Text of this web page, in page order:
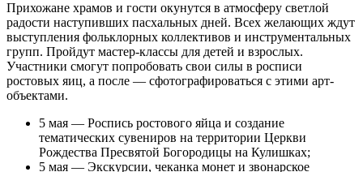
Прихожане храмов и гости окунутся в атмосферу светлой
радости наступивших пасхальных дней. Всех желающих ждут
выступления фольклорных коллективов и инструментальных
групп. Пройдут мастер-классы для детей и взрослых.
Участники смогут попробовать свои силы в росписи
ростовых яиц, а после — сфотографироваться с этими арт-
объектами.
5 мая — Роспись ростового яйца и создание
тематических сувениров на территории Церкви
Рождества Пресвятой Богородицы на Кулишках;
5 мая — Экскурсии, чеканка монет и звонарское